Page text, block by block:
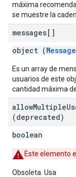
máxima
se muestre la
messages[]
object (Message
Es un array de
usuarios de este
cantidad máxima
allowMultiple
(deprecated)
boolean
Este elemento
Obsoleta. Usa